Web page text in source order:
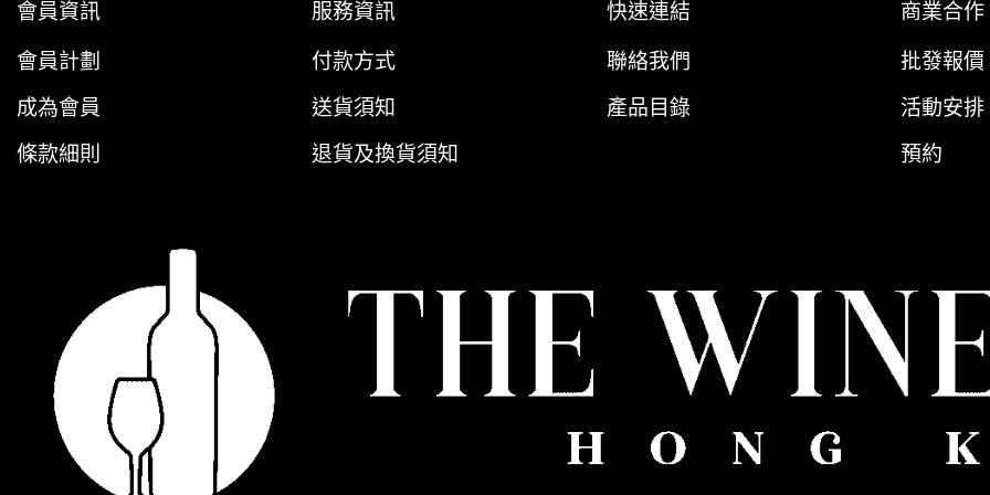
會員資訊
會員計劃
成為會員
條款細則
服務資訊
付款方式
送貨須知
退貨及換貨須知
快速連結
聯絡我們
產品目錄
商業合作
批發報價
活動安排
預約